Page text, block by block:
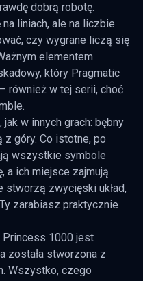
dobrą robotę.
liniach, ale na liczbie
czy wygrane liczą się
elementem
który Pragmatic
– również w tej serii, choć
jak w innych grach: bębny
z góry. Co istotne, po
wszystkie symbole
a ich miejsce zajmują
stworzą zwycięski układ,
zarabiasz praktycznie
Princess 1000 jest
została stworzona z
Wszystko, czego